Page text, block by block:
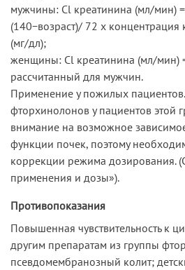
мужчины: Cl креатинина (мл/мин) =
(140−возраст)/ 72 х концентрация
(мг/дл);
женщины: Cl креатинина (мл/мин)
рассчитанный для мужчин.
Применение у пожилых
фторхинолонов у пациентов этой
внимание на возможное
функции почек, поэтому
коррекции режима дозирования.
применения и дозы»).
Противопоказания
Повышенная чувствительность к
другим препаратам из группы
псевдомембранозный колит;